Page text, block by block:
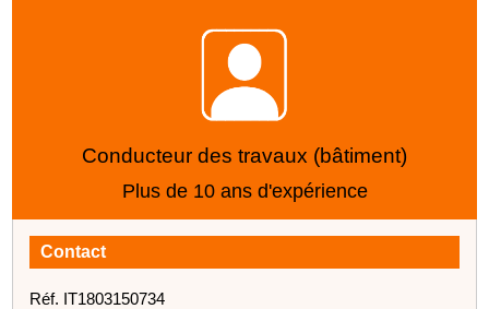
Conducteur des travaux (bâtiment)
Plus de 10 ans d'expérience
Contact
Réf. IT1803150734